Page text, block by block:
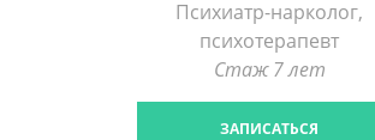
Психиатр-нарколог,
психотерапевт
Стаж 7 лет
ЗАПИСАТЬСЯ